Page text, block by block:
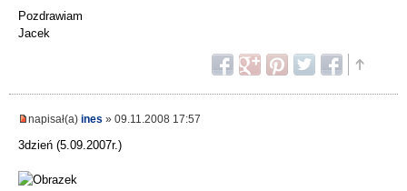
Pozdrawiam
Jacek
napisał(a) ines » 09.11.2008 17:57
3dzień (5.09.2007r.)